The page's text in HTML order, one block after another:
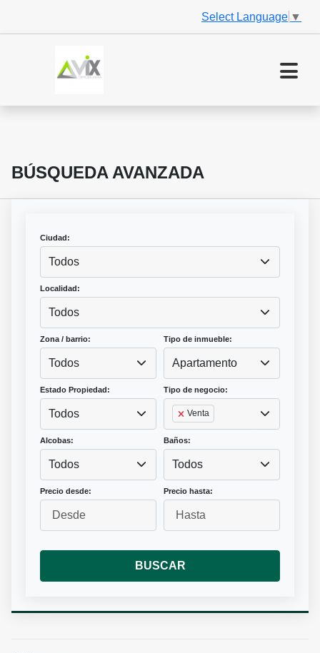
Select Language ▼
BÚSQUEDA AVANZADA
Ciudad:
Todos
Localidad:
Todos
Zona / barrio:
Todos
Tipo de inmueble:
Apartamento
Estado Propiedad:
Todos
Tipo de negocio:
Venta
Alcobas:
Todos
Baños:
Todos
Precio desde: Precio hasta:
BUSCAR